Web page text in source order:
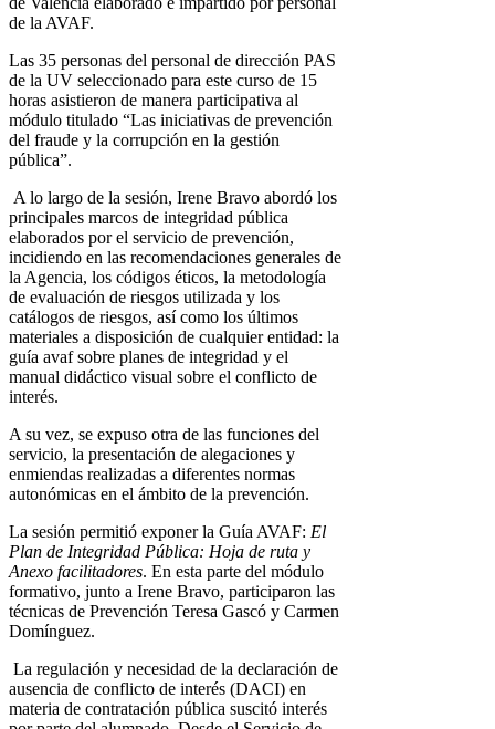
de la AVAF.
Las 35 personas del personal de dirección PAS
de la UV seleccionado para este curso de 15
horas asistieron de manera participativa al
módulo titulado “Las iniciativas de prevención
del fraude y la corrupción en la gestión
pública”.
A lo largo de la sesión, Irene Bravo abordó los
principales marcos de integridad pública
elaborados por el servicio de prevención,
incidiendo en las recomendaciones generales de
la Agencia, los códigos éticos, la metodología
de evaluación de riesgos utilizada y los
catálogos de riesgos, así como los últimos
materiales a disposición de cualquier entidad: la
guía avaf sobre planes de integridad y el
manual didáctico visual sobre el conflicto de
interés.
A su vez, se expuso otra de las funciones del
servicio, la presentación de alegaciones y
enmiendas realizadas a diferentes normas
autonómicas en el ámbito de la prevención.
La sesión permitió exponer la Guía AVAF: El
Plan de Integridad Pública: Hoja de ruta y
Anexo facilitadores. En esta parte del módulo
formativo, junto a Irene Bravo, participaron las
técnicas de Prevención Teresa Gascó y Carmen
Domínguez.
La regulación y necesidad de la declaración de
ausencia de conflicto de interés (DACI) en
materia de contratación pública suscitó interés